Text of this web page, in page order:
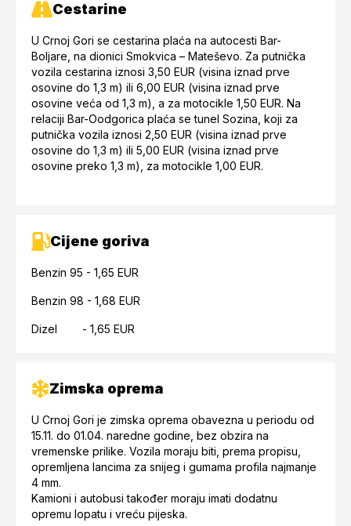
Cestarine
U Crnoj Gori se cestarina plaća na autocesti Bar-
Boljare, na dionici Smokvica – Mateševo. Za putnička
vozila cestarina iznosi 3,50 EUR (visina iznad prve
osovine do 1,3 m) ili 6,00 EUR (visina iznad prve
osovine veća od 1,3 m), a za motocikle 1,50 EUR. Na
relaciji Bar-Oodgorica plaća se tunel Sozina, koji za
putnička vozila iznosi 2,50 EUR (visina iznad prve
osovine do 1,3 m) ili 5,00 EUR (visina iznad prve
osovine preko 1,3 m), za motocikle 1,00 EUR.
Cijene goriva
Benzin 95 - 1,65 EUR
Benzin 98 - 1,68 EUR
Dizel - 1,65 EUR
Zimska oprema
U Crnoj Gori je zimska oprema obavezna u periodu od
15.11. do 01.04. naredne godine, bez obzira na
vremenske prilike. Vozila moraju biti, prema propisu,
opremljena lancima za snijeg i gumama profila najmanje
4 mm.
Kamioni i autobusi također moraju imati dodatnu
opremu lopatu i vreću pijeska.